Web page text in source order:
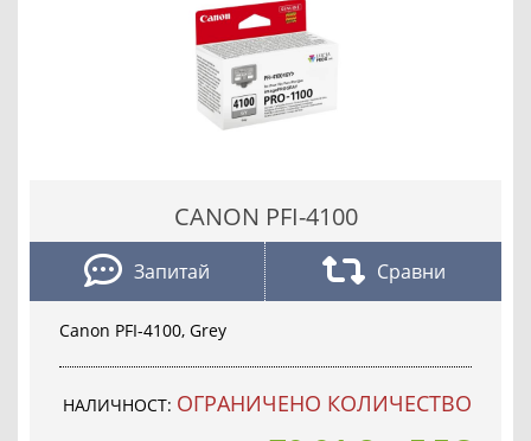
CANON PFI-4100
Запитай Сравни
Canon PFI-4100, Grey
НАЛИЧНОСТ: OГРАНИЧЕНО КОЛИЧЕСТВО